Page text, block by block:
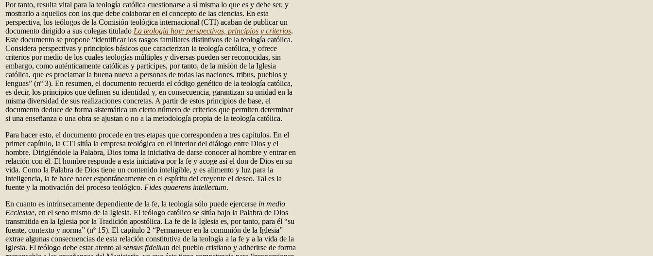
Por tanto, resulta vital para la teología católica cuestionarse a sí misma lo que es y debe ser, y
mostrarlo a aquellos con los que debe colaborar en el concepto de las ciencias. En esta
perspectiva, los teólogos de la Comisión teológica internacional (CTI) acaban de publicar un
documento dirigido a sus colegas titulado La teología hoy: perspectivas, principios y criterios.
Este documento se propone “identificar los rasgos familiares distintivos de la teología católica.
Considera perspectivas y principios básicos que caracterizan la teología católica, y ofrece
criterios por medio de los cuales teologías múltiples y diversas pueden ser reconocidas, sin
embargo, como auténticamente católicas y partícipes, por tanto, de la misión de la Iglesia
católica, que es proclamar la buena nueva a personas de todas las naciones, tribus, pueblos y
lenguas” (nº 3). En resumen, el documento recuerda el código genético de la teología católica,
es decir, los principios que definen su identidad y, en consecuencia, garantizan su unidad en la
misma diversidad de sus realizaciones concretas. A partir de estos principios de base, el
documento deduce de forma sistemática un cierto número de criterios que permiten determinar
si una enseñanza o una obra se ajustan o no a la metodología propia de la teología católica.
Para hacer esto, el documento procede en tres etapas que corresponden a tres capítulos. En el
primer capítulo, la CTI sitúa la empresa teológica en el interior del diálogo entre Dios y el
hombre. Dirigiéndole la Palabra, Dios toma la iniciativa de darse conocer al hombre y entrar en
relación con él. El hombre responde a esta iniciativa por la fe y acoge así el don de Dios en su
vida. Como la Palabra de Dios tiene un contenido inteligible, y es alimento y luz para la
inteligencia, la fe hace nacer espontáneamente en el espíritu del creyente el deseo. Tal es la
fuente y la motivación del proceso teológico. Fides quaerens intellectum.
En cuanto es intrínsecamente dependiente de la fe, la teología sólo puede ejercerse in medio
Ecclesiae, en el seno mismo de la Iglesia. El teólogo católico se sitúa bajo la Palabra de Dios
transmitida en la Iglesia por la Tradición apostólica. La fe de la Iglesia es, por tanto, para él “su
fuente, contexto y norma” (nº 15). El capítulo 2 “Permanecer en la comunión de la Iglesia”
extrae algunas consecuencias de esta relación constitutiva de la teología a la fe y a la vida de la
Iglesia. El teólogo debe estar atento al sensus fidelium del pueblo cristiano y adherirse de forma